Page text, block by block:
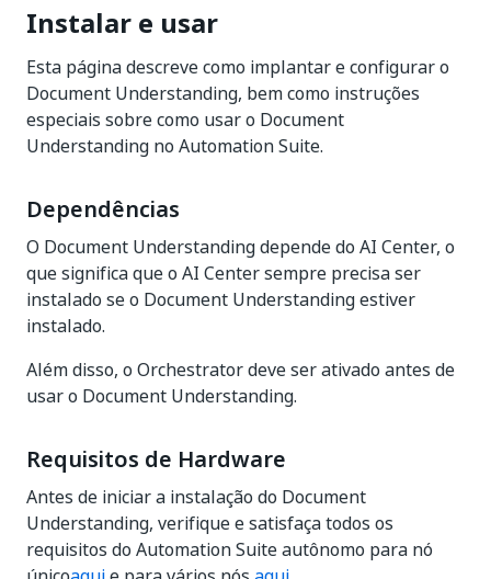
Instalar e usar
Esta página descreve como implantar e configurar o
Document Understanding, bem como instruções
especiais sobre como usar o Document
Understanding no Automation Suite.
Dependências
O Document Understanding depende do AI Center, o
que significa que o AI Center sempre precisa ser
instalado se o Document Understanding estiver
instalado.
Além disso, o Orchestrator deve ser ativado antes de
usar o Document Understanding.
Requisitos de Hardware
Antes de iniciar a instalação do Document
Understanding, verifique e satisfaça todos os
requisitos do Automation Suite autônomo para nó